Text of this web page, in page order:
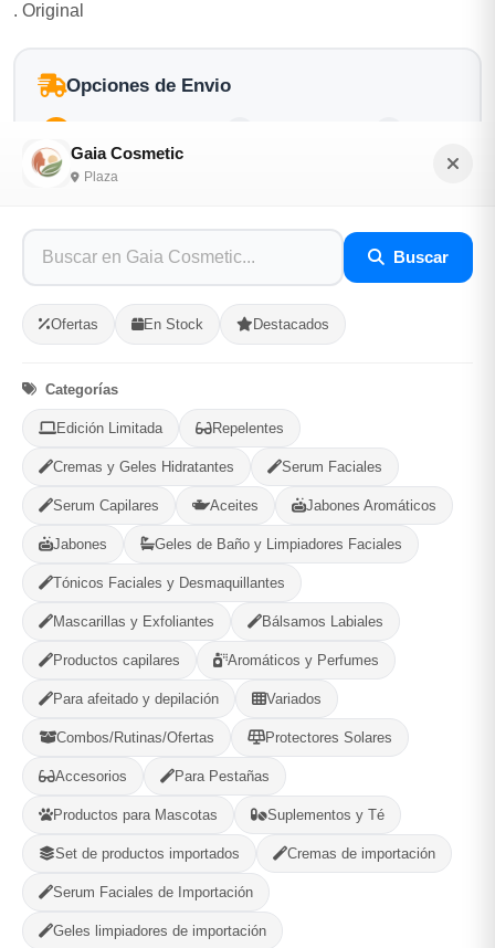
Gaia Cosmetic
Plaza
Buscar
Ofertas En Stock Destacados
Categorías
Edición Limitada Repelentes
Cremas y Geles Hidratantes Serum Faciales
Serum Capilares Aceites Jabones Aromáticos
Jabones Geles de Baño y Limpiadores Faciales
Tónicos Faciales y Desmaquillantes
Mascarillas y Exfoliantes Bálsamos Labiales
Productos capilares Aromáticos y Perfumes
Para afeitado y depilación Variados
Combos/Rutinas/Ofertas Protectores Solares
Accesorios Para Pestañas
Productos para Mascotas Suplementos y Té
Set de productos importados Cremas de importación
Serum Faciales de Importación
Geles limpiadores de importación
. Original
Opciones de Envio
Selecciona tu ubicacion
- + Comprar!
Categorías: Decoración
Compartir Favorito
MÉTODOS DE PAGO ACEPTADOS
Efectivo
Plaza, La Habana
580